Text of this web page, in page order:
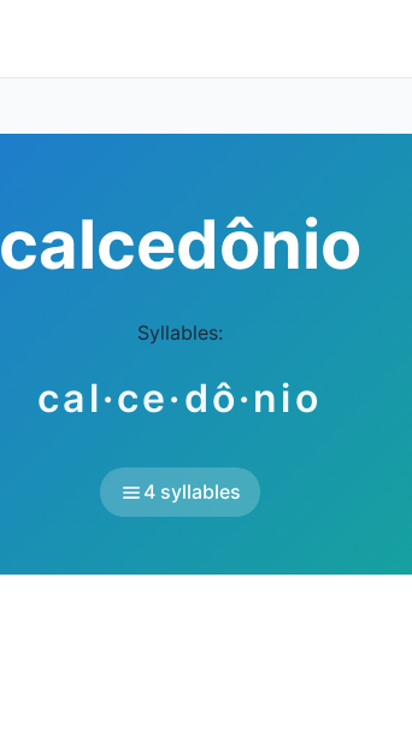
calcedônio
Syllables:
cal·ce·dô·nio
4 syllables